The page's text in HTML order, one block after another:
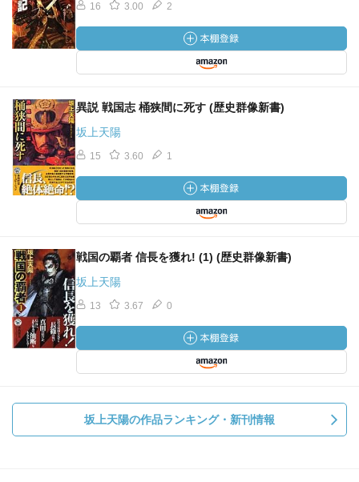
16 3.00 2
異説 戦国志 桶狭間に死す (歴史群像新書)
坂上天陽
15 3.60 1
戦国の覇者 信長を獲れ! (1) (歴史群像新書)
坂上天陽
13 3.67 0
坂上天陽の作品ランキング・新刊情報